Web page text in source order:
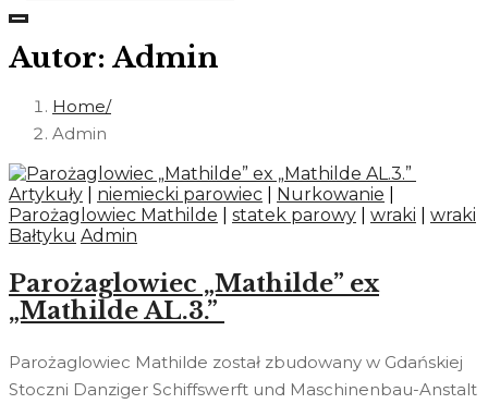
Autor: Admin
Home
Admin
Artykuły niemiecki parowiec Nurkowanie
Parożaglowiec Mathilde
statek parowy wraki
wraki
Bałtyku Admin
Parożaglowiec „Mathilde” ex
„Mathilde AL.3.”
Parożaglowiec Mathilde został zbudowany w Gdańskiej
Stoczni Danziger Schiffswerft und Maschinenbau-Anstalt